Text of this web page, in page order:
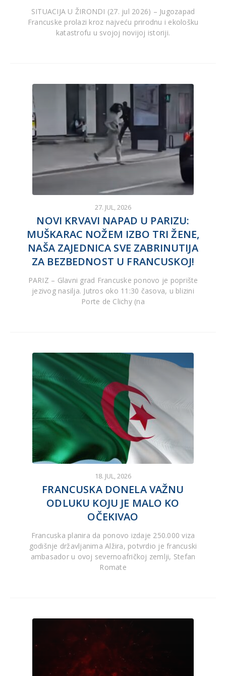
SITUACIJA U ŽIRONDI (27. jul 2026) – Jugozapad
Francuske prolazi kroz najveću prirodnu i ekološku
katastrofu u svojoj novijoj istoriji.
27. JUL, 2026
NOVI KRVAVI NAPAD U PARIZU:
MUŠKARAC NOŽEM IZBO TRI ŽENE,
NAŠA ZAJEDNICA SVE ZABRINUTIJA
ZA BEZBEDNOST U FRANCUSKOJ!
PARIZ – Glavni grad Francuske ponovo je poprište
jezivog nasilja. Jutros oko 11:30 časova, u blizini
Porte de Clichy (na
18. JUL, 2026
FRANCUSKA DONELA VAŽNU
ODLUKU KOJU JE MALO KO
OČEKIVAO
Francuska planira da ponovo izdaje 250.000 viza
godišnje državljanima Alžira, potvrdio je francuski
ambasador u ovoj severnoafričkoj zemlji, Stefan
Romate